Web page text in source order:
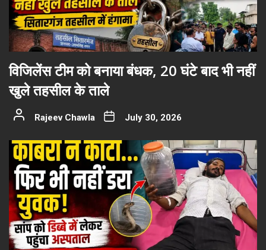
विजिलेंस टीम को बनाया बंधक, 20 घंटे बाद भी नहीं
खुले तहसील के ताले
Rajeev Chawla July 30, 2026